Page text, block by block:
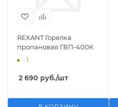
REXANT Горелка
пропановая ГВП-400К
: 1
2 690 руб./шт